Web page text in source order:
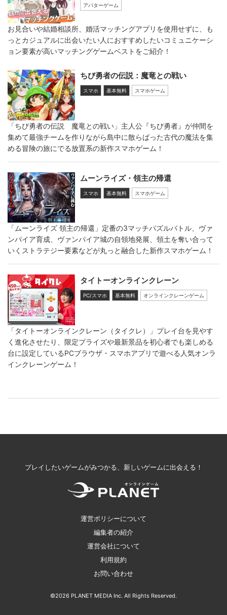
アバターゲーム
お見合いや結婚相談所、婚活マッチングアプリを使用せずに、も
っとカジュアルに出会いたい人におすすめしたいコミュニケーシ
ョン要素が高いマッチングゲームベストをご紹介！
ちび勇者の伝説：魔竜との戦い
スマホ 基本無料 スマホゲーム
「ちび勇者の伝説 魔竜との戦い」主人公『ちび勇者』が仲間を
集めて最強チームを作りながら島中に散らばった古代の魔法を集
める冒険の旅にでる放置系の新作スマホゲーム！
ムーンライズ・領主の帰還
スマホ 基本無料 スマホゲーム
「ムーンライズ 領主の帰還」定番の3マッチパズルバトル、ヴァ
ンパイア育成、ヴァンパイア城の自領地発展、領土を奪い合って
いくストラテジー要素などが丸っと融合した新作スマホゲーム！
タイトーオンラインクレーン
PC/スマホ 基本無料 オンラインクレーンゲーム
「タイトーオンラインクレーン（タイクレ）」プレイ台を見やす
く進化させたり、限定プライズや最新景品を初心者でも楽しめる
台に設定しているPCブラウザ・スマホアプリで遊べる人気オンラ
インクレーンゲーム！
プレイしたいゲームがみつかる、新しいゲームに出会える！
運営ポリシーについて
編集者の紹介
運営会社について
利用規約
お問い合わせ
©2026 PLANET MEDIA Inc. All Rights Reserved.